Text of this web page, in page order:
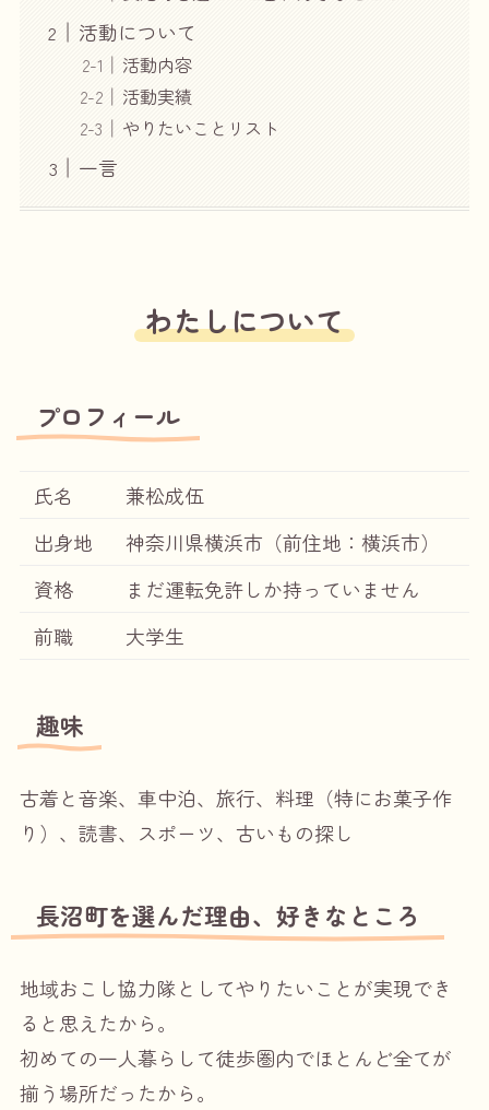
活動について
活動内容
活動実績
やりたいことリスト
一言
わたしについて
プロフィール
氏名
兼松成伍
出身地
神奈川県横浜市（前住地：横浜市）
資格
まだ運転免許しか持っていません
前職
大学生
趣味
古着と音楽、車中泊、旅行、料理（特にお菓子作
り）、読書、スポーツ、古いもの探し
長沼町を選んだ理由、好きなところ
地域おこし協力隊としてやりたいことが実現でき
ると思えたから。
初めての一人暮らして徒歩圏内でほとんど全てが
揃う場所だったから。